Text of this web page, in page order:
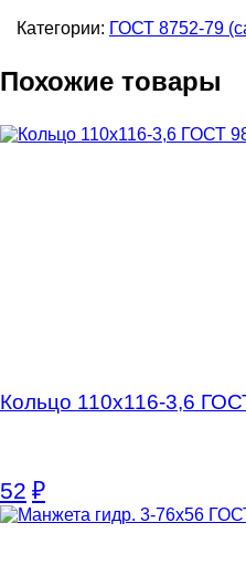
Категории: ГОСТ 8752-79
Похожие товары
Кольцо 110х116-3,6
52 ₽